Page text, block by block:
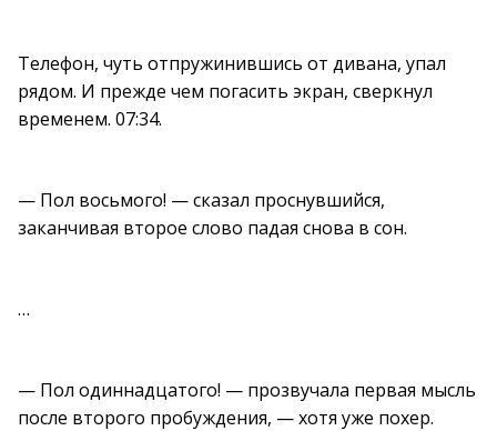
Телефон, чуть отпружинившись от дивана, упал
рядом. И прежде чем погасить экран, сверкнул
временем. 07:34.
— Пол восьмого! — сказал проснувшийся,
заканчивая второе слово падая снова в сон.
…
— Пол одиннадцатого! — прозвучала первая мысль
после второго пробуждения, — хотя уже похер.